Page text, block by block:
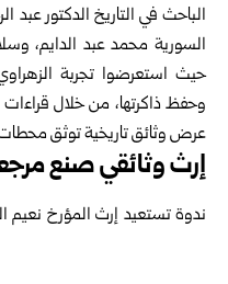
الباحث في التاريخ الدكتور عبد
السورية محمد عبد الدايم،
حيث استعرضوا تجربة
وحفظ ذاكرتها، من خلال
عرض وثائق تاريخية توثق
إرث وثائقي صنع